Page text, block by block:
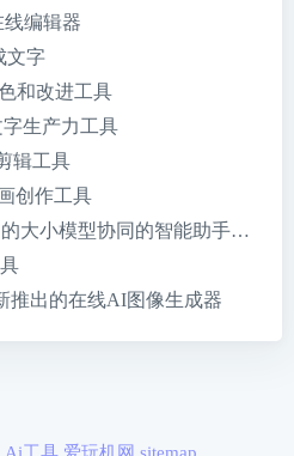
编辑器
文字
和改进工具
生产力工具
辑工具
创作工具
大小模型协同的智能助手，具
推出的在线AI图像生成器